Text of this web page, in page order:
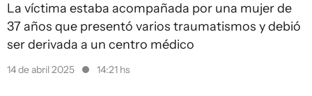
La víctima estaba acompañada por una mujer de
37 años que presentó varios traumatismos y debió
ser derivada a un centro médico
14 de abril 2025 14:21 hs